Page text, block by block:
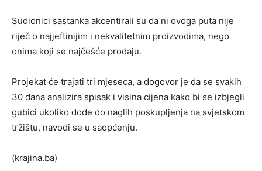
Sudionici sastanka akcentirali su da ni ovoga puta nije
riječ o najjeftinijim i nekvalitetnim proizvodima, nego
onima koji se najčešće prodaju.
Projekat će trajati tri mjeseca, a dogovor je da se svakih
30 dana analizira spisak i visina cijena kako bi se izbjegli
gubici ukoliko dođe do naglih poskupljenja na svjetskom
tržištu, navodi se u saopćenju.
(krajina.ba)